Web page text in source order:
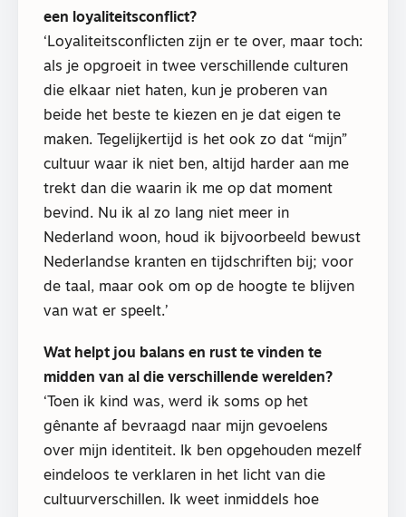
een loyaliteitsconflict?
‘Loyaliteitsconflicten zijn er te over, maar toch:
als je opgroeit in twee verschillende culturen
die elkaar niet haten, kun je proberen van
beide het beste te kiezen en je dat eigen te
maken. Tegelijkertijd is het ook zo dat “mijn”
cultuur waar ik niet ben, altijd harder aan me
trekt dan die waarin ik me op dat moment
bevind. Nu ik al zo lang niet meer in
Nederland woon, houd ik bijvoorbeeld bewust
Nederlandse kranten en tijdschriften bij; voor
de taal, maar ook om op de hoogte te blijven
van wat er speelt.’
Wat helpt jou balans en rust te vinden te
midden van al die verschillende werelden?
‘Toen ik kind was, werd ik soms op het
gênante af bevraagd naar mijn gevoelens
over mijn identiteit. Ik ben opgehouden mezelf
eindeloos te verklaren in het licht van die
cultuurverschillen. Ik weet inmiddels hoe